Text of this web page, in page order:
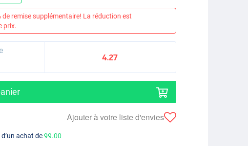
de remise supplémentaire! La réduction est
prix.
4.27
Ajouter à votre liste d'envies
achat de99.00